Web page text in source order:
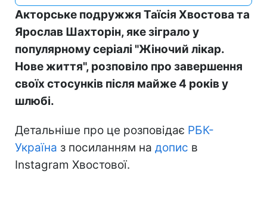
Акторське подружжя Таїсія Хвостова та
Ярослав Шахторін, яке зіграло у
популярному серіалі "Жіночий лікар.
Нове життя", розповіло про завершення
своїх стосунків після майже 4 років у
шлюбі.
Детальніше про це розповідає РБК-
Україна з посиланням на допис в
Instagram Хвостової.